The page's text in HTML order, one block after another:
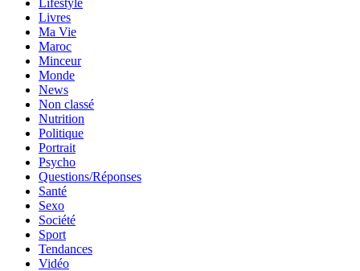
Livres
Ma Vie
Maroc
Minceur
Monde
News
Non classé
Nutrition
Politique
Portrait
Psycho
Questions/Réponses
Santé
Sexo
Société
Sport
Tendances
Vidéo